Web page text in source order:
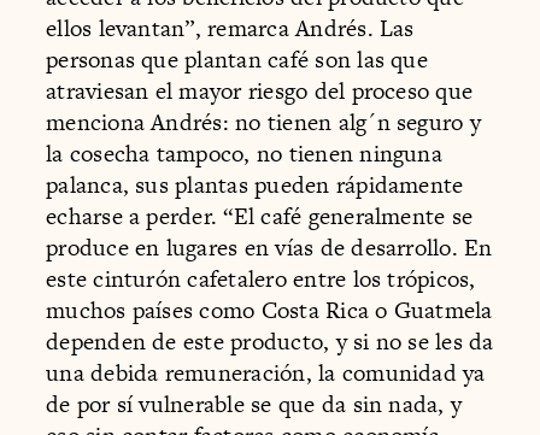
ellos levantan”, remarca Andrés. Las
personas que plantan café son las que
atraviesan el mayor riesgo del proceso que
menciona Andrés: no tienen alg´n seguro y
la cosecha tampoco, no tienen ninguna
palanca, sus plantas pueden rápidamente
echarse a perder. “El café generalmente se
produce en lugares en vías de desarrollo. En
este cinturón cafetalero entre los trópicos,
muchos países como Costa Rica o Guatmela
dependen de este producto, y si no se les da
una debida remuneración, la comunidad ya
de por sí vulnerable se que da sin nada, y